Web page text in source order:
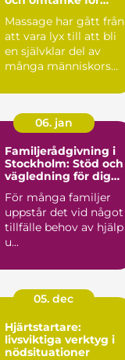
Massage har gått från
att vara lyx till att bli
en självklar del av
många människors
06. jan
Familjerådgivning i
Stockholm: Stöd och
vägledning för dig
För många familjer
uppstår det vid något
tillfälle behov av hjälp
u...
05. dec
Hjärtstartare:
livsviktiga verktyg i
nödsituationer